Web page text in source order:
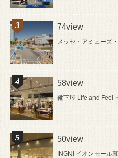
74view
メッセ・アミューズ
58view
靴下屋 Life and Feel
50view
INGNI イオンモール